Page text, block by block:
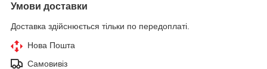
Умови доставки
Доставка здійснюється тільки по передоплаті.
Нова Пошта
Самовивіз